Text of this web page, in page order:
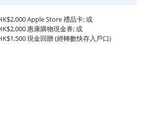
Apple Store 禮品卡; 或
惠康購物現金券; 或
現金回贈 (經轉數快存入戶口)